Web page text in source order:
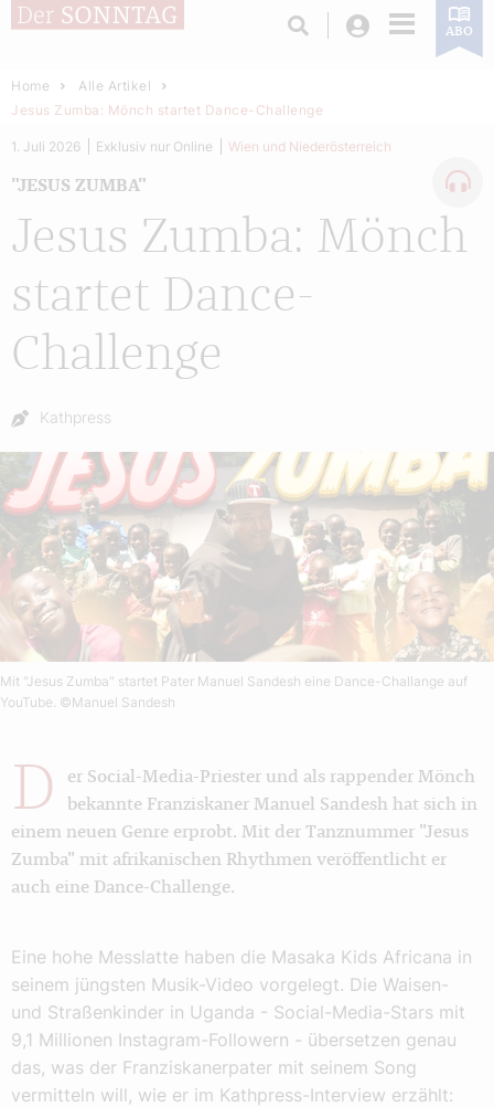
Login ABO
Home
Alle Artikel
Jesus Zumba: Mönch startet Dance-Challenge
Jesus Zumba: Mönch
startet Dance-
Challenge
"JESUS ZUMBA"
1. Juli 2026 Exklusiv nur Online Wien und Niederösterreich
Autor:
Kathpress
Mit "Jesus Zumba" startet Pater Manuel Sandesh eine Dance-Challange auf
YouTube. ©Manuel Sandesh
D
er Social-Media-Priester und als rappender Mönch
bekannte Franziskaner Manuel Sandesh hat sich in
einem neuen Genre erprobt. Mit der Tanznummer "Jesus
Zumba" mit afrikanischen Rhythmen veröffentlicht er
auch eine Dance-Challenge.
Eine hohe Messlatte haben die Masaka Kids Africana in
seinem jüngsten Musik-Video vorgelegt. Die Waisen-
und Straßenkinder in Uganda - Social-Media-Stars mit
9,1 Millionen Instagram-Followern - übersetzen genau
das, was der Franziskanerpater mit seinem Song
vermitteln will, wie er im Kathpress-Interview erzählt: